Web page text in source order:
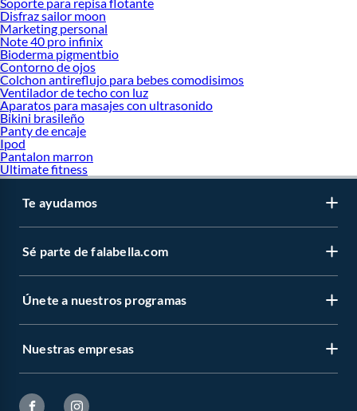
Soporte para repisa flotante
Disfraz sailor moon
Marketing personal
Note 40 pro infinix
Bioderma pigmentbio
Contorno de ojos
Colchon antireflujo para bebes comodisimos
Ventilador de techo con luz
Aparatos para masajes con ultrasonido
Bikini brasileño
Panty de encaje
Ipod
Pantalon marron
Ultimate fitness
Te ayudamos
Sé parte de falabella.com
Únete a nuestros programas
Nuestras empresas